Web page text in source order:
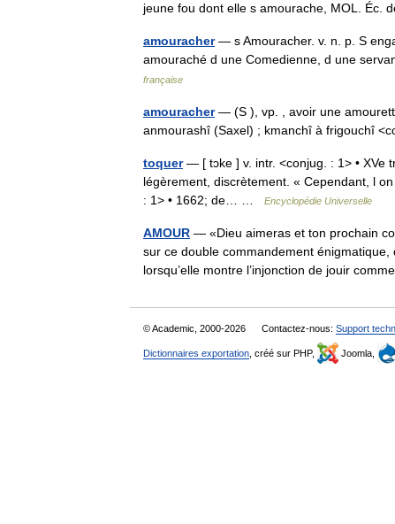
jeune fou dont elle s amourache, MOL.
amouracher— s Amouracher. v. n. p. S
amouraché d une Comedienne, d une
française
amouracher— (S ), vp. , avoir une
anmourashî (Saxel) ; kmanchî à frigouchî
toquer— [ tɔke ] v. intr. <conjug. : 1> • XVe
légèrement, discrètement. « Cependant, l
: 1> • 1662; de… …
Encyclopédie Universelle
AMOUR — «Dieu aimeras et ton prochain
sur ce double commandement
lorsqu’elle montre l’injonction de jouir
© Academic, 2000-2026 Contactez-nous: Support
Dictionnaires exportation , créé sur PHP, Joomla,